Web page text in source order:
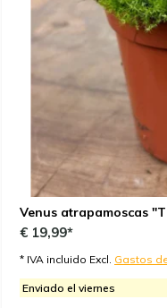
Venus atrapamoscas
€ 19,99*
* IVA incluido Excl. Gastos
Enviado el viernes